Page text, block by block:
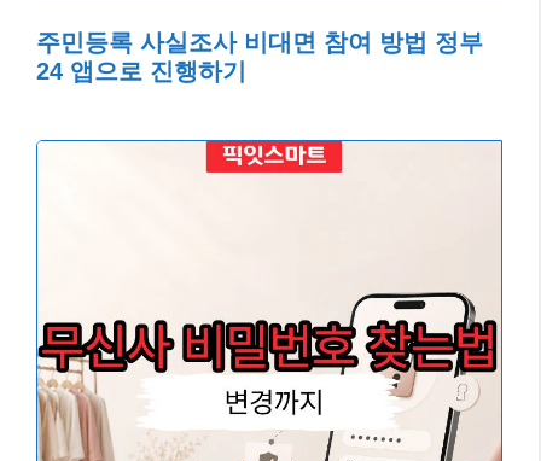
주민등록 사실조사 비대면 참여 방법 정부
24 앱으로 진행하기